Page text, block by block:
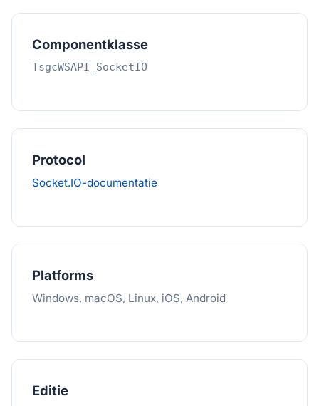
Componentklasse
TsgcWSAPI_SocketIO
Protocol
Socket.IO-documentatie
Platforms
Windows, macOS, Linux, iOS, Android
Editie